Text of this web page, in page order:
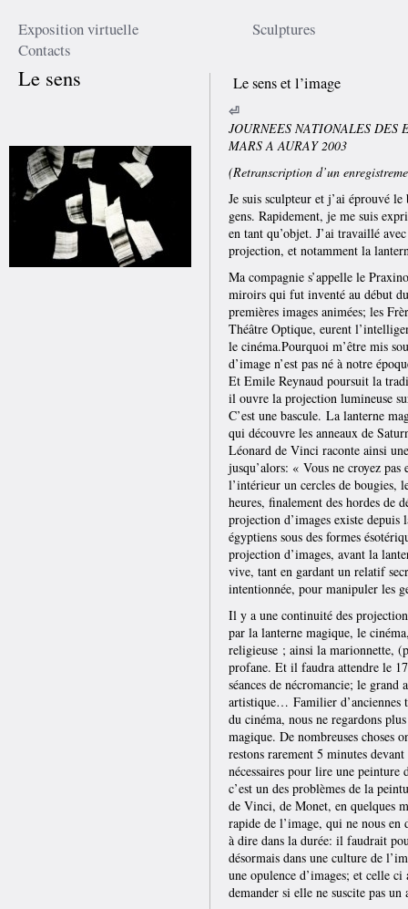
Exposition virtuelle
Sculptures
Contacts
Le sens Le sens et l’image
⏎
JOURNEES NATIONALES DES
MARS A AURAY 2003
(Retranscription d’un
Je suis sculpteur et j’ai éprouvé
gens. Rapidement, je me suis
en tant qu’objet. J’ai travaillé
projection, et notamment la
Ma compagnie s’appelle le
miroirs qui fut inventé au début
premières images animées; les
Théâtre Optique, eurent
le cinéma.Pourquoi m’être mis
d’image n’est pas né à notre
Et Emile Reynaud poursuit la
il ouvre la projection lumineuse
C’est une bascule. La lanterne
qui découvre les anneaux de
Léonard de Vinci raconte ainsi
jusqu’alors: « Vous ne croyez
l’intérieur un cercles de bougies,
heures, finalement des hordes de
projection d’images existe depuis
égyptiens sous des formes
projection d’images, avant la
vive, tant en gardant un relatif
intentionnée, pour manipuler les
Il y a une continuité des
par la lanterne magique, le
religieuse ; ainsi la marionnette,
profane. Et il faudra attendre le
séances de nécromancie; le
artistique… Familier d’anciennes
du cinéma, nous ne regardons
magique. De nombreuses choses
restons rarement 5 minutes
nécessaires pour lire une
c’est un des problèmes de la
de Vinci, de Monet, en quelques
rapide de l’image, qui ne nous en
à dire dans la durée: il faudrait
désormais dans une culture de
une opulence d’images; et celle
demander si elle ne suscite pas un